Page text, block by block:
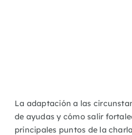
La adaptación a las
de ayudas y cómo salir
principales puntos de la